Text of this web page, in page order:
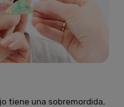
tiene una sobremordida,